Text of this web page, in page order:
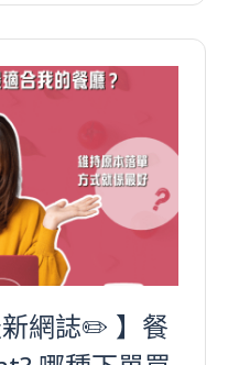
新網誌✏️ 】餐